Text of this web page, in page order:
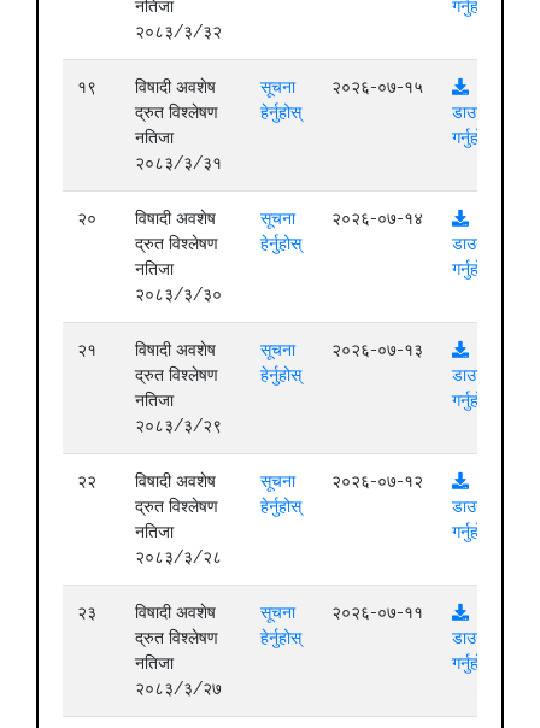
नतिजा
२०८३/३/३२
गर्नुहोस्
१९
विषादी अवशेष
द्रुत विश्लेषण
नतिजा
२०८३/३/३१
सूचना
हेर्नुहोस्
२०२६-०७-१५
डाउनलोड
गर्नुहोस्
२०
विषादी अवशेष
द्रुत विश्लेषण
नतिजा
२०८३/३/३०
सूचना
हेर्नुहोस्
२०२६-०७-१४
डाउनलोड
गर्नुहोस्
२१
विषादी अवशेष
द्रुत विश्लेषण
नतिजा
२०८३/३/२९
सूचना
हेर्नुहोस्
२०२६-०७-१३
डाउनलोड
गर्नुहोस्
२२
विषादी अवशेष
द्रुत विश्लेषण
नतिजा
२०८३/३/२८
सूचना
हेर्नुहोस्
२०२६-०७-१२
डाउनलोड
गर्नुहोस्
२३
विषादी अवशेष
द्रुत विश्लेषण
नतिजा
२०८३/३/२७
सूचना
हेर्नुहोस्
२०२६-०७-११
डाउनलोड
गर्नुहोस्